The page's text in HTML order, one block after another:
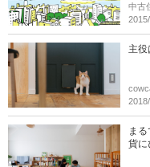
中古
主役
ま
貨に